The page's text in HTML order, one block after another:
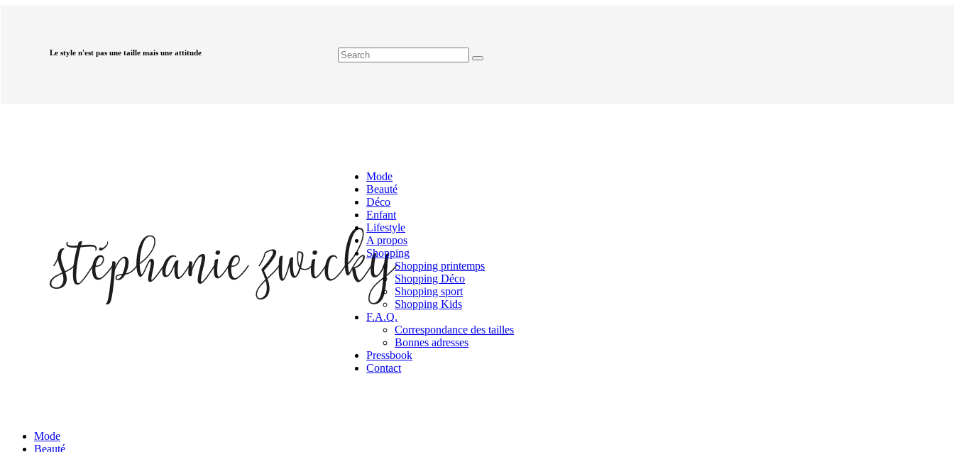
Le style n'est pas une taille mais une attitude
Mode
Beauté
Déco
Enfant
Lifestyle
A propos
Shopping
Shopping printemps
Shopping Déco
Shopping sport
Shopping Kids
F.A.Q.
Correspondance des tailles
Bonnes adresses
Pressbook
Contact
Mode
Beauté